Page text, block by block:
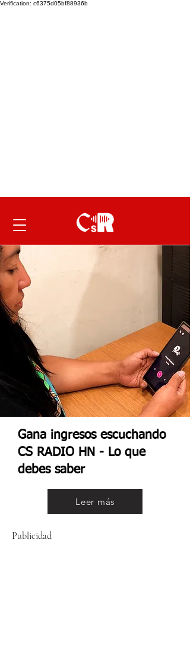
Verification: c6375d05bf88936b
Gana ingresos escuchando
CS RADIO HN - Lo que
debes saber
Leer más
Publicidad